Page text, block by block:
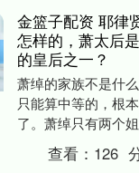
金篮子配资 耶律
怎样的，萧太后
的皇后之一？
萧绰的家族不是什
只能算中等的，根
了。萧绰只有两个
的靠山实际上只有
她的亲弟，这个在
查看： 126